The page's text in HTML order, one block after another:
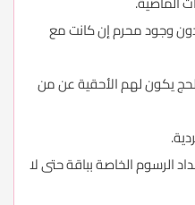
وجود محرم إن كانت مع
يكون لهم الأحقية عن من
الرسوم الخاصة بباقة حتى لا